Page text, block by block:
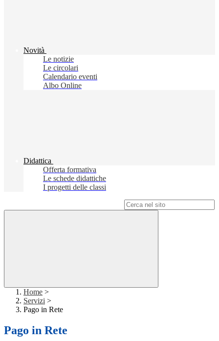
Novità
Le notizie
Le circolari
Calendario eventi
Albo Online
Didattica
Offerta formativa
Le schede didattiche
I progetti delle classi
Home >
Servizi >
Pago in Rete
Pago in Rete